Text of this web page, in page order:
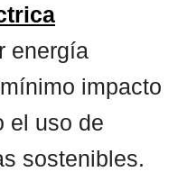
energía
impacto
el uso de
sostenibles.